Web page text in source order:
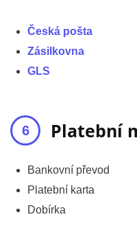
Česká pošta
Zásilkovna
GLS
Platební
Bankovní převod
Platební karta
Dobírka